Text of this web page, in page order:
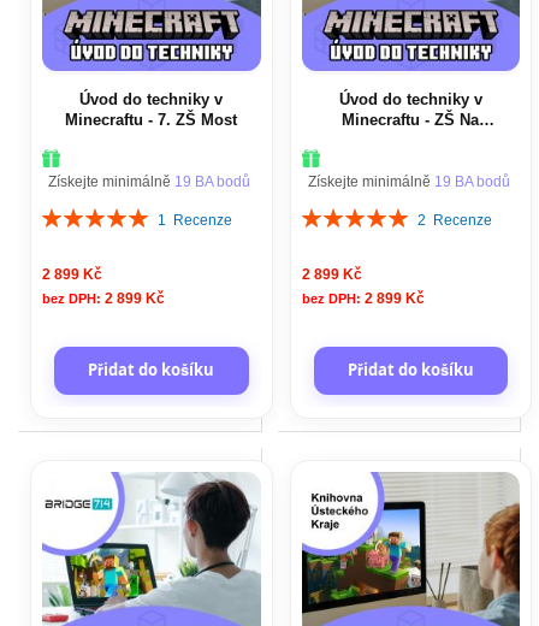
Úvod do techniky v
Minecraftu - 7. ZŠ Most
Získejte minimálně 19 BA bodů
Hodnocení:
1 Recenze
2 899 Kč
2 899 Kč
Přidat do košíku
Úvod do techniky v
Minecraftu - ZŠ Na
Získejte minimálně 19 BA bodů
Hodnocení:
2 Recenze
2 899 Kč
2 899 Kč
Přidat do košíku